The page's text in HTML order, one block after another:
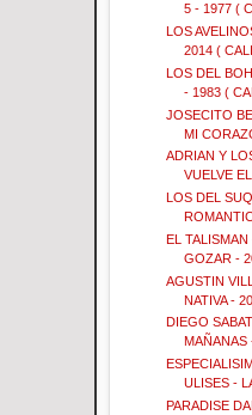
5 - 1977 (
LOS
2014 (
LOS DEL
- 1983 (
JOSECITO
MI
ADRIAN Y
VUELVE
LOS DEL
EL TALISMAN
GOZAR -
AGUSTIN
NATIVA -
DIEGO
MAÑANAS
ULISES -
PARADISE